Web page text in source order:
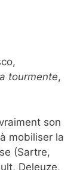
tourmente,
son
mobiliser la
(Sartre,
Deleuze,